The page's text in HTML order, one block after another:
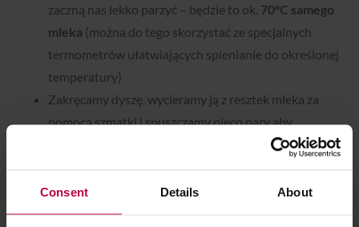
Consent Details About
zaczną nas lekko parzyć – będzie to ok. 70°C samego
mleka (można do tego skorzystać ze specjalnych
termometrów ułatwiających spienianie do określonej
temperatury)
Zakręcamy dyszę, wycieramy ją z resztek mleka za
pomocą szmatki i spuszczamy nieco pary aby
wypchnąć ze środka zalegające resztki mleka
espresso, możemy przy tym próbować swoich sił z
technice zdobienia kawy –